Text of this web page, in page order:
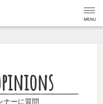
MENU
ナーに質問